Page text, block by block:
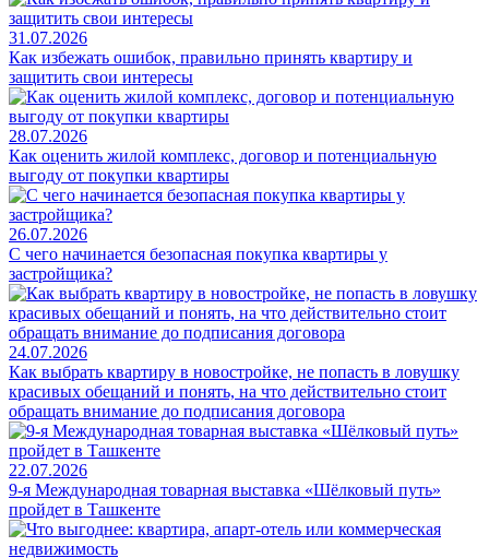
31.07.2026
Как избежать ошибок, правильно принять квартиру и
защитить свои интересы
28.07.2026
Как оценить жилой комплекс, договор и потенциальную
выгоду от покупки квартиры
26.07.2026
С чего начинается безопасная покупка квартиры у
застройщика?
24.07.2026
Как выбрать квартиру в новостройке, не попасть в ловушку
красивых обещаний и понять, на что действительно стоит
обращать внимание до подписания договора
22.07.2026
9-я Международная товарная выставка «Шёлковый путь»
пройдет в Ташкенте